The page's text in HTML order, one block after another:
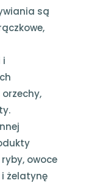
są
i
owoce
żelatynę